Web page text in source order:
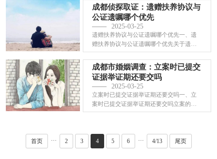
成都侦探取证：遗赠扶养协议与
公证遗嘱哪个优先
2025-03-25
遗赠扶养协议与公证遗嘱哪个优先一、遗
赠扶养协议与公证遗嘱哪个优先关于遗产
分配问题···
成都市婚姻调查：立案时已提交
证据举证期还要交吗
2025-03-25
立案时已提交证据举证期还要交吗一、立
案时已提交证据举证期还要交吗立案的时
候提交上···
首页 ··· 2 3 4 5 6 ··· 4/13 尾页